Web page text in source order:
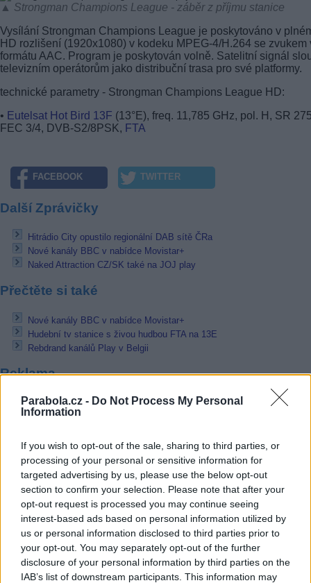
Parabola.cz - Do Not Process My Personal
Information
If you wish to opt-out of the sale, sharing to third parties, or
processing of your personal or sensitive information for
targeted advertising by us, please use the below opt-out
section to confirm your selection. Please note that after your
opt-out request is processed you may continue seeing
interest-based ads based on personal information utilized by
us or personal information disclosed to third parties prior to
your opt-out. You may separately opt-out of the further
disclosure of your personal information by third parties on the
IAB’s list of downstream participants. This information may
▲ Strongman Champions League - záběr z příjmu stanice
Vysílání Strongman Champions League je poskytováno v
HD rozlišení (1920x1080) v kodeku MPEG-4/H.264 se zvukem
formátu AAC. Program je poskytován volně. Satelitní signál
televizním operátorům jako distribuční trasa pro své platformy.
technické parametry - Strongman Champions League HD:
• Eutelsat Hot Bird 13F (13°E), freq. 11,785 GHz, pol. H, SR
FEC 3/4, DVB-S2/8PSK, FTA
FACEBOOK TWITTER
Další Zprávičky
Hitrádio City opustilo regionální DAB sítě ČRa
Nové kanály BBC v nabídce Movistar+
Naked Attraction CZ/SK také na JOJ play
Přečtěte si také
Nové kanály BBC v nabídce Movistar+
Hudební tv stanice s živou hudbou FTA na 13E
Rebdrand kanálů Play v Belgii
Reklama
Pracovní nabídky
48.400 Kč • příspěvek na ubytování (Jihlava, okres Jihlava)
07.08.2026 - Bosch Powertrain s.r.o. Jihlava • obsluha CNC strojů •
48.400 Kč • náborový bonus 50.000 Kč • příspěvek na ubytování
okres Jihlava)
07.08.2026 -Specialista pro elektronická zařízení údržby (m/ž) (tř.
Klementa 869, Mladá Boleslav II)
06.08.2026 -
Bosch Powertrain s.r.o. Jihlava • CNC operátor• mzda
Kč • náborový bonus 50.000 Kč • příspěvek na ubytování (Jihlava,
Jihlava)
06.08.2026 - Bosch Powertrain s.r.o. • montážní dělník • mzda 44.700
týdenní zálohy na mzdu 2.000 Kč (Jihlava, okres Jihlava)
... další nabídky zaměstnání